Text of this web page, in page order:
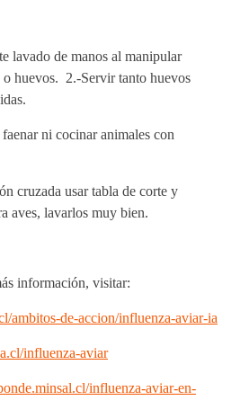
lavado de manos al manipular
o huevos. 2.-Servir tanto huevos
ni cocinar animales con
cruzada usar tabla de corte y
aves, lavarlos muy bien.
información, visitar:
ambitos-de-accion/influenza-aviar-ia
influenza-aviar
influenza-aviar-en-